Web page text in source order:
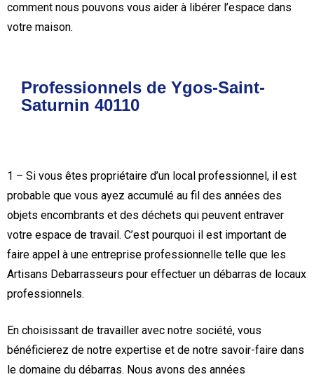
comment nous pouvons vous aider à libérer l’espace dans
votre maison.
Professionnels de Ygos-Saint-
Saturnin 40110
1 – Si vous êtes propriétaire d’un local professionnel, il est
probable que vous ayez accumulé au fil des années des
objets encombrants et des déchets qui peuvent entraver
votre espace de travail. C’est pourquoi il est important de
faire appel à une entreprise professionnelle telle que les
Artisans Debarrasseurs pour effectuer un débarras de locaux
professionnels.
En choisissant de travailler avec notre société, vous
bénéficierez de notre expertise et de notre savoir-faire dans
le domaine du débarras. Nous avons des années